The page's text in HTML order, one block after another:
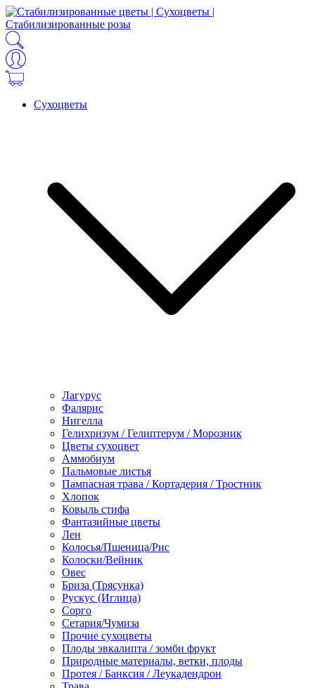
Сухоцветы
Лагурус
Фалярис
Нигелла
Гелихризум / Гелиптерум / Морозник
Цветы сухоцвет
Аммобиум
Пальмовые листья
Пампасная трава / Кортадерия / Тростник
Хлопок
Ковыль стифа
Фантазийные цветы
Лен
Колосья/Пшеница/Рис
Колоски/Вейник
Овес
Бриза (Трясунка)
Рускус (Иглица)
Сорго
Сетария/Чумиза
Прочие сухоцветы
Плоды эвкалипта / зомби фрукт
Природные материалы, ветки, плоды
Протея / Банксия / Леукадендрон